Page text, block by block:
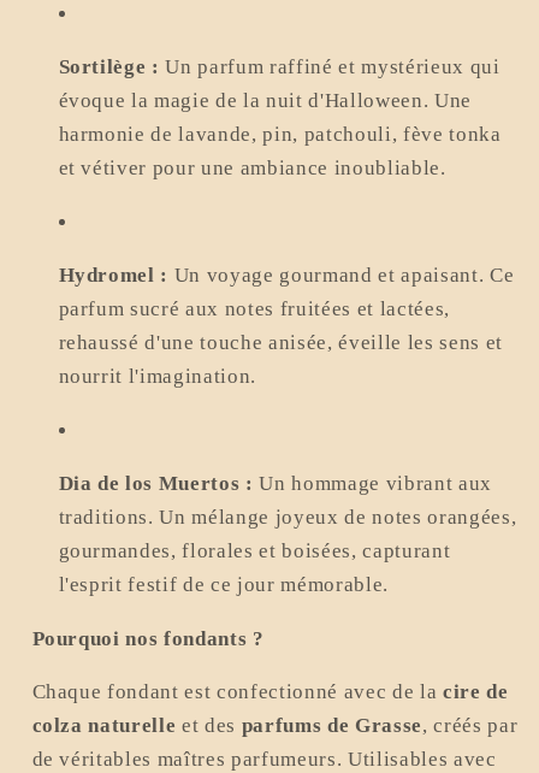
Sortilège : Un parfum raffiné et mystérieux qui
évoque la magie de la nuit d'Halloween. Une
harmonie de lavande, pin, patchouli, fève tonka
et vétiver pour une ambiance inoubliable.
Hydromel : Un voyage gourmand et apaisant. Ce
parfum sucré aux notes fruitées et lactées,
rehaussé d'une touche anisée, éveille les sens et
nourrit l'imagination.
Dia de los Muertos : Un hommage vibrant aux
traditions. Un mélange joyeux de notes orangées,
gourmandes, florales et boisées, capturant
l'esprit festif de ce jour mémorable.
Pourquoi nos fondants ?
Chaque fondant est confectionné avec de la cire de
colza naturelle et des parfums de Grasse, créés par
de véritables maîtres parfumeurs. Utilisables avec